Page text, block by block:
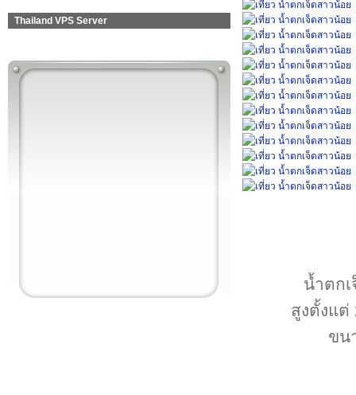
Thailand VPS Server
น้ำตก
สูงตั้งแต่
ขน